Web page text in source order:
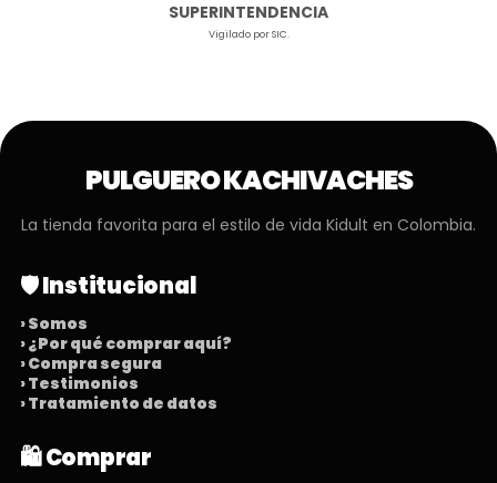
SUPERINTENDENCIA
Vigilado por SIC.
PULGUERO KACHIVACHES
La tienda favorita para el estilo de vida Kidult en Colombia.
🛡️ Institucional
› Somos
› ¿Por qué comprar aquí?
› Compra segura
› Testimonios
› Tratamiento de datos
🛍️ Comprar